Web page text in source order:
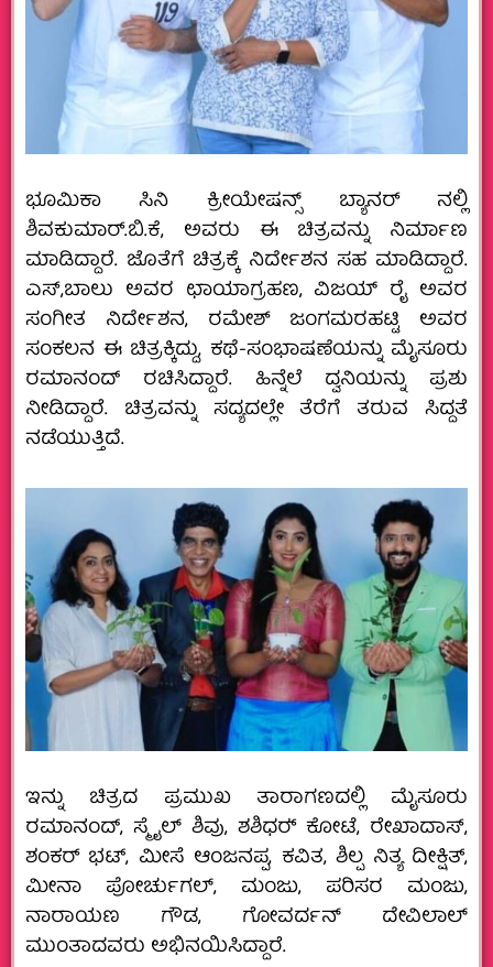
ಭೂಮಿಕಾ ಸಿನಿ ಕ್ರೀಯೇಷನ್ಸ್ ಬ್ಯಾನರ್ ನಲ್ಲಿ
ಶಿವಕುಮಾರ್.ಬಿ.ಕೆ, ಅವರು ಈ ಚಿತ್ರವನ್ನು ನಿರ್ಮಾಣ
ಮಾಡಿದ್ದಾರೆ. ಜೊತೆಗೆ ಚಿತ್ರಕ್ಕೆ ನಿರ್ದೇಶನ ಸಹ ಮಾಡಿದ್ದಾರೆ.
ಎಸ್,ಬಾಲು ಅವರ ಛಾಯಾಗ್ರಹಣ, ವಿಜಯ್‍ ರೈ ಅವರ
ಸಂಗೀತ ನಿರ್ದೇಶನ, ರಮೇಶ್ ಜಂಗಮರಹಟ್ಟಿ ಅವರ
ಸಂಕಲನ ಈ ಚಿತ್ರಕ್ಕಿದ್ದು, ಕಥೆ-ಸಂಭಾಷಣೆಯನ್ನು ಮೈಸೂರು
ರಮಾನಂದ್ ರಚಿಸಿದ್ದಾರೆ. ಹಿನ್ನೆಲೆ ದ್ವನಿಯನ್ನು ಪ್ರಶು
ನೀಡಿದ್ದಾರೆ. ಚಿತ್ರವನ್ನು ಸದ್ಯದಲ್ಲೇ ತೆರೆಗೆ ತರುವ ಸಿದ್ದತೆ
ನಡೆಯುತ್ತಿದೆ.
ಇನ್ನು ಚಿತ್ರದ ಪ್ರಮುಖ ತಾರಾಗಣದಲ್ಲಿ ಮೈಸೂರು
ರಮಾನಂದ್, ಸ್ಮೈಲ್‍ ಶಿವು, ಶಶಿಧರ್‍ ಕೋಟೆ, ರೇಖಾದಾಸ್,
ಶಂಕರ್‌ ಭಟ್, ಮೀಸೆ ಆಂಜನಪ್ಪ, ಕವಿತ, ಶಿಲ್ಪ ನಿತ್ಯ ದೀಕ್ಷಿತ್,
ಮೀನಾ ಪೋರ್ಚುಗಲ್, ಮಂಜು, ಪರಿಸರ ಮಂಜು,
ನಾರಾಯಣ ಗೌಡ, ಗೋವರ್ದನ್‍ ದೇವಿಲಾಲ್
ಮುಂತಾದವರು ಅಭಿನಯಿಸಿದ್ದಾರೆ.